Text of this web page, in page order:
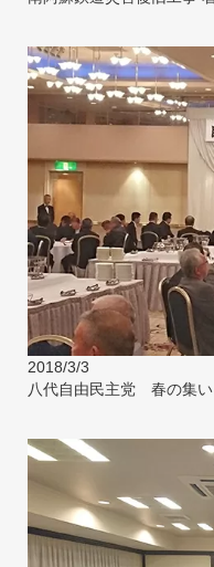
2018/3/3
八代自由民主党 春の集い